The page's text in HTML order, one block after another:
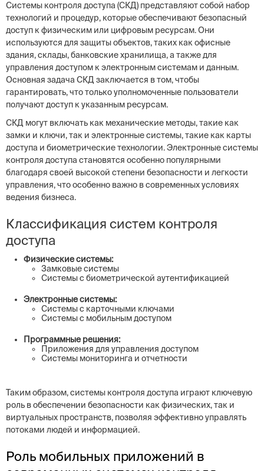
Системы контроля доступа (СКД) представляют собой набор
технологий и процедур, которые обеспечивают безопасный
доступ к физическим или цифровым ресурсам. Они
используются для защиты объектов, таких как офисные
здания, склады, банковские хранилища, а также для
управления доступом к электронным системам и данным.
Основная задача СКД заключается в том, чтобы
гарантировать, что только уполномоченные пользователи
получают доступ к указанным ресурсам.
СКД могут включать как механические методы, такие как
замки и ключи, так и электронные системы, такие как карты
доступа и биометрические технологии. Электронные системы
контроля доступа становятся особенно популярными
благодаря своей высокой степени безопасности и легкости
управления, что особенно важно в современных условиях
ведения бизнеса.
Классификация систем контроля
доступа
Физические системы:
Замковые системы
Системы с биометрической аутентификацией
Электронные системы:
Системы с карточными ключами
Системы с мобильным доступом
Программные решения:
Приложения для управления доступом
Системы мониторинга и отчетности
Таким образом, системы контроля доступа играют ключевую
роль в обеспечении безопасности как физических, так и
виртуальных пространств, позволяя эффективно управлять
потоками людей и информацией.
Роль мобильных приложений в